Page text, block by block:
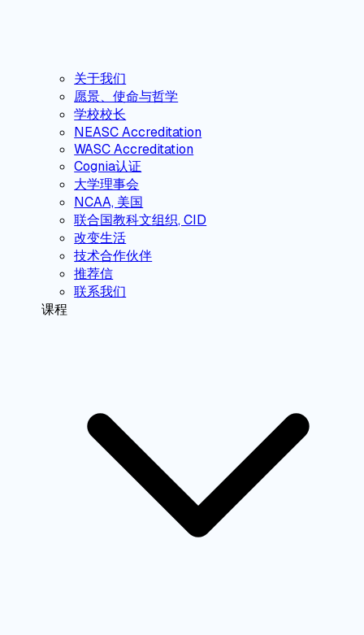
关于我们
愿景、使命与哲学
学校校长
NEASC Accreditation
WASC Accreditation
Cognia认证
大学理事会
NCAA, 美国
联合国教科文组织, CID
改变生活
技术合作伙伴
推荐信
联系我们
课程